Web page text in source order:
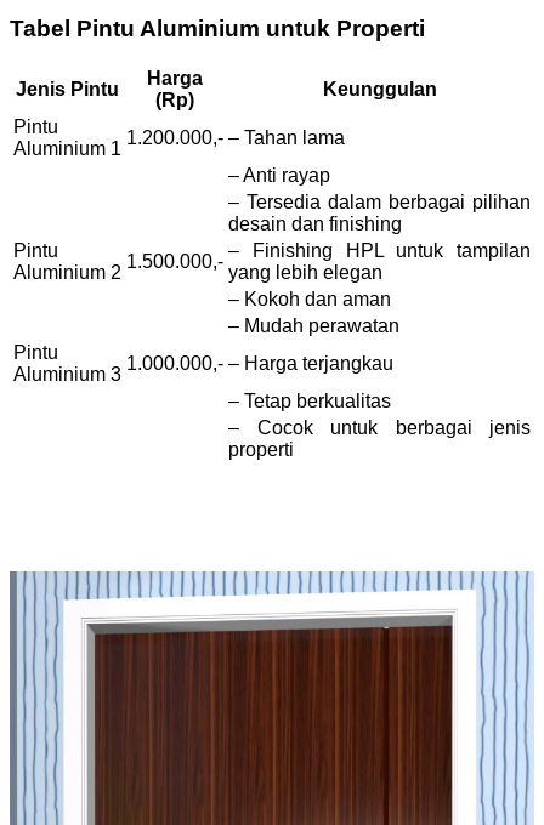
Tabel Pintu Aluminium untuk Properti
Jenis Pintu
Harga
(Rp)
Keunggulan
Pintu
Aluminium 1
1.200.000,- – Tahan lama
– Anti rayap
– Tersedia dalam berbagai pilihan
desain dan finishing
Pintu
Aluminium 2
1.500.000,-
– Finishing HPL untuk tampilan
yang lebih elegan
– Kokoh dan aman
– Mudah perawatan
Pintu
Aluminium 3
1.000.000,- – Harga terjangkau
– Tetap berkualitas
– Cocok untuk berbagai jenis
properti